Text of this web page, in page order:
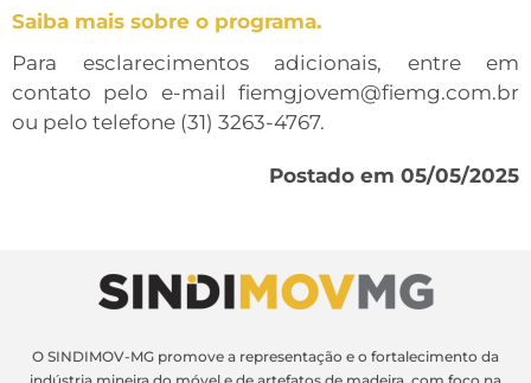
Saiba mais sobre o programa.
Para esclarecimentos adicionais, entre em
contato pelo e-mail fiemgjovem@fiemg.com.br
ou pelo telefone (31) 3263-4767.
Postado em 05/05/2025
O SINDIMOV-MG promove a representação e o fortalecimento da